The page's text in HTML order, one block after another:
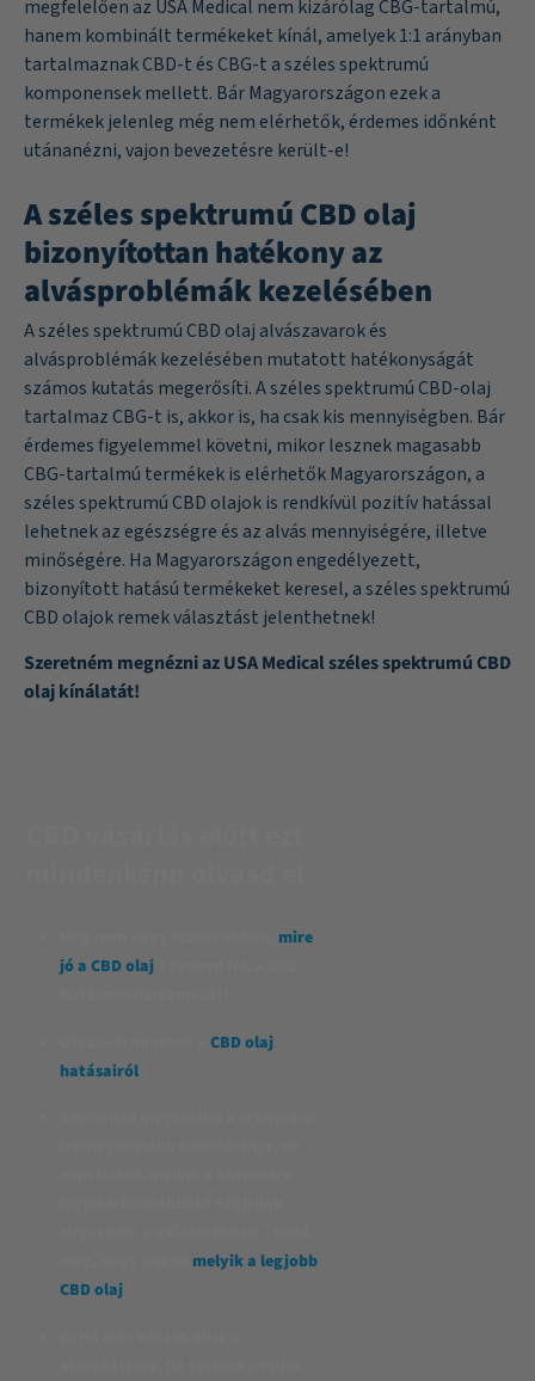
megfelelően az USA Medical nem kizárólag CBG-tartalmú,
hanem kombinált termékeket kínál, amelyek 1:1 arányban
tartalmaznak CBD-t és CBG-t a széles spektrumú
komponensek mellett. Bár Magyarországon ezek a
termékek jelenleg még nem elérhetők, érdemes időnként
utánanézni, vajon bevezetésre került-e!
A széles spektrumú CBD olaj
bizonyítottan hatékony az
alvásproblémák kezelésében
A széles spektrumú CBD olaj alvászavarok és
alvásproblémák kezelésében mutatott hatékonyságát
számos kutatás megerősíti. A széles spektrumú CBD-olaj
tartalmaz CBG-t is, akkor is, ha csak kis mennyiségben. Bár
érdemes figyelemmel követni, mikor lesznek magasabb
CBG-tartalmú termékek is elérhetők Magyarországon, a
széles spektrumú CBD olajok is rendkívül pozitív hatással
lehetnek az egészségre és az alvás mennyiségére, illetve
minőségére. Ha Magyarországon engedélyezett,
bizonyított hatású termékeket keresel, a széles spektrumú
CBD olajok remek választást jelenthetnek!
Szeretném megnézni az USA Medical széles spektrumú CBD
olaj kínálatát!
mire
jó a CBD olaj
CBD olaj
hatásairól
melyik a legjobb
CBD olaj